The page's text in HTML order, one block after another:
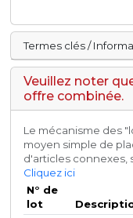
Termes clés /
Veuillez noter
offre combinée.
Le mécanisme des
moyen simple de
d'articles connexes,
Cliquez ici
N° de
lot